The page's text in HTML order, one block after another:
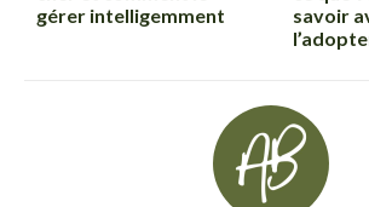
gérer intelligemment
savoir